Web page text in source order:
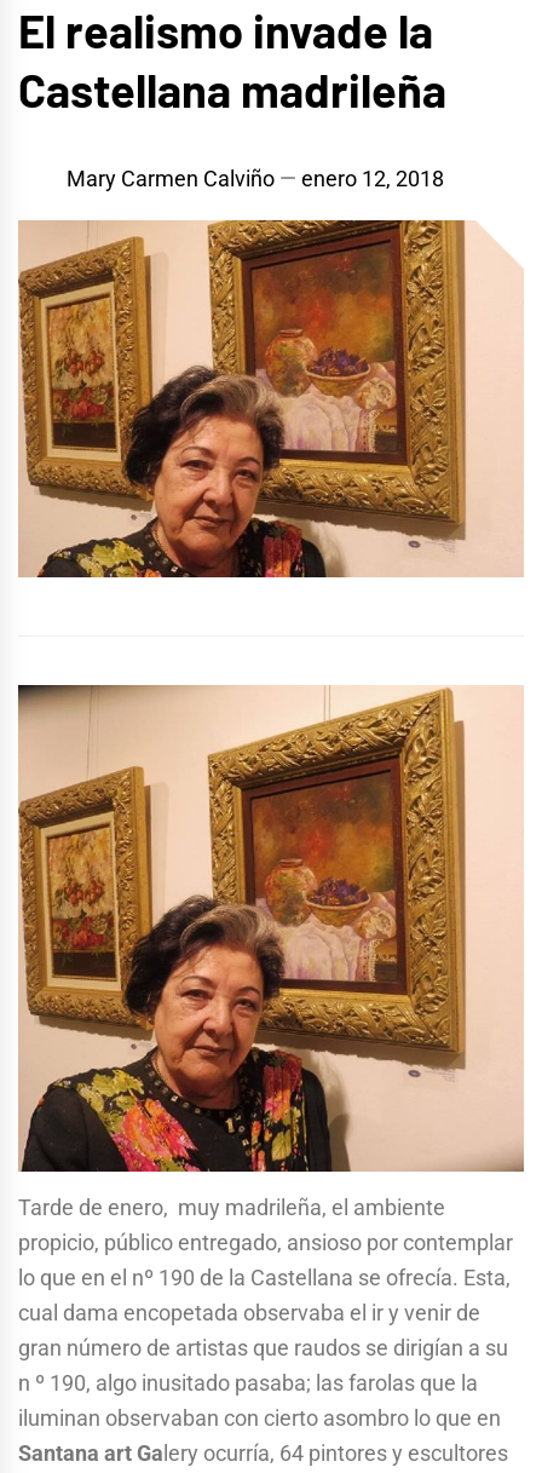
El realismo invade la
Castellana madrileña
Mary Carmen Calviño enero 12, 2018
Tarde de enero, muy madrileña, el ambiente
propicio, público entregado, ansioso por contemplar
lo que en el nº 190 de la Castellana se ofrecía. Esta,
cual dama encopetada observaba el ir y venir de
gran número de artistas que raudos se dirigían a su
n º 190, algo inusitado pasaba; las farolas que la
iluminan observaban con cierto asombro lo que en
Santana art Ga lery ocurría, 64 pintores y escultores